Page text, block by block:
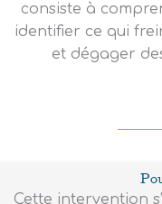
consiste à
identifier ce qui
et dégager
Cette intervention